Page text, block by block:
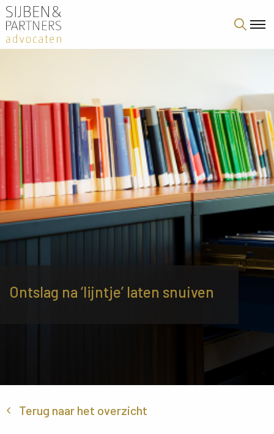
Ontslag na ‘lijntje’ laten snuiven
Terug naar het overzicht